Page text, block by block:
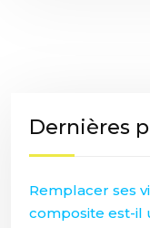
Dernières
Remplacer ses
composite est-il